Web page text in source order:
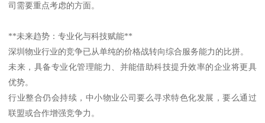
司需要重点考虑的方面。
**未来趋势：专业化与科技赋能**
深圳物业行业的竞争已从单纯的价格战转向综合服务能力的比拼。
未来，具备专业化管理能力、并能借助科技提升效率的企业将更具
优势。
行业整合仍会持续，中小物业公司要么寻求特色化发展，要么通过
联盟或合作增强竞争力。